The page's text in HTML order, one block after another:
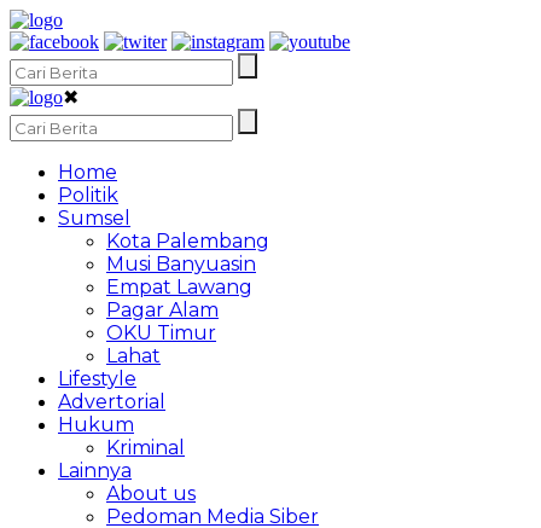
✖
Home
Politik
Sumsel
Kota Palembang
Musi Banyuasin
Empat Lawang
Pagar Alam
OKU Timur
Lahat
Lifestyle
Advertorial
Hukum
Kriminal
Lainnya
About us
Pedoman Media Siber